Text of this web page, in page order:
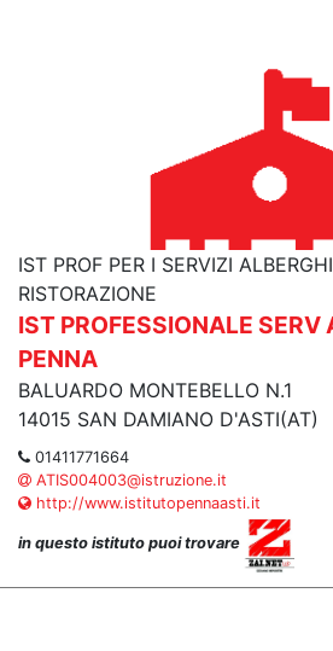
IST PROF PER I SERVIZI
RISTORAZIONE
IST PROFESSIONALE SERV
PENNA
BALUARDO MONTEBELLO N.1
14015 SAN DAMIANO D'ASTI(AT)
01411771664
ATIS004003@istruzione.it
http://www.istitutopennaasti.it
in questo istituto puoi trovare